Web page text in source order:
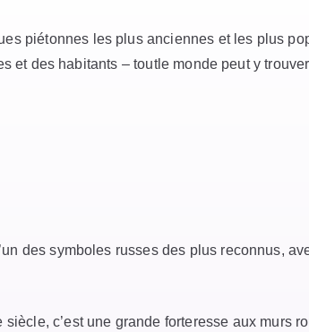
piétonnes les plus anciennes et les plus
et des habitants – toutle monde peut y
des symboles russes des plus reconnus,
c’est une grande forteresse aux murs